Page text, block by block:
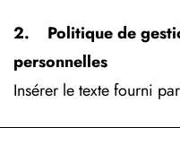
2. Politique de
personnelles
Insérer le texte fourni